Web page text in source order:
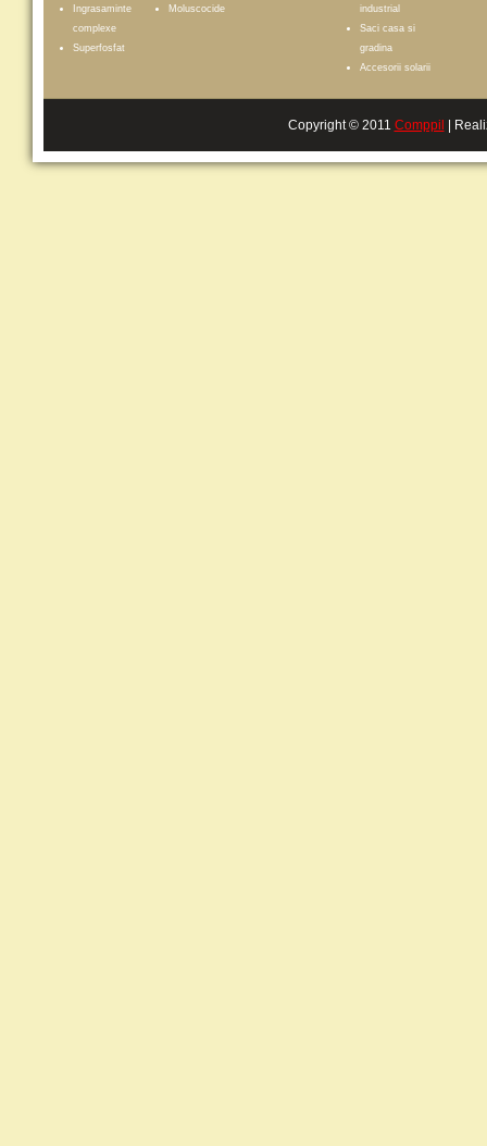
Ingrasaminte
complexe
Superfosfat
Moluscocide
industrial
Saci casa si
gradina
Accesorii solarii
Copyright © 2011 Comppil |